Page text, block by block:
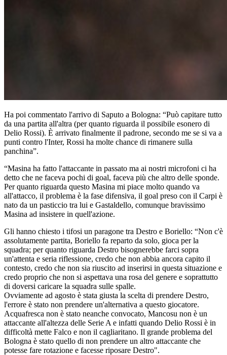
Ha poi commentato l'arrivo di Saputo a Bologna: “Può capitare tutto
da una partita all'altra (per quanto riguarda il possibile esonero di
Delio Rossi). È arrivato finalmente il padrone, secondo me se si va a
punti contro l'Inter, Rossi ha molte chance di rimanere sulla
panchina”.
“Masina ha fatto l'attaccante in passato ma ai nostri microfoni ci ha
detto che ne faceva pochi di goal, faceva più che altro delle sponde.
Per quanto riguarda questo Masina mi piace molto quando va
all'attacco, il problema è la fase difensiva, il goal preso con il Carpi è
nato da un pasticcio tra lui e Gastaldello, comunque bravissimo
Masina ad insistere in quell'azione.
Gli hanno chiesto i tifosi un paragone tra Destro e Boriello: “Non c'è
assolutamente partita, Boriello fa reparto da solo, gioca per la
squadra; per quanto riguarda Destro bisognerebbe farci sopra
un'attenta e seria riflessione, credo che non abbia ancora capito il
contesto, credo che non sia riuscito ad inserirsi in questa situazione e
credo proprio che non si aspettava una rosa del genere e soprattutto
di doversi caricare la squadra sulle spalle.
Ovviamente ad agosto è stata giusta la scelta di prendere Destro,
l'errore è stato non prendere un'alternativa a questo giocatore.
Acquafresca non è stato neanche convocato, Mancosu non è un
attaccante all'altezza delle Serie A e infatti quando Delio Rossi è in
difficoltà mette Falco e non il cagliaritano. Il grande problema del
Bologna è stato quello di non prendere un altro attaccante che
potesse fare rotazione e facesse riposare Destro".